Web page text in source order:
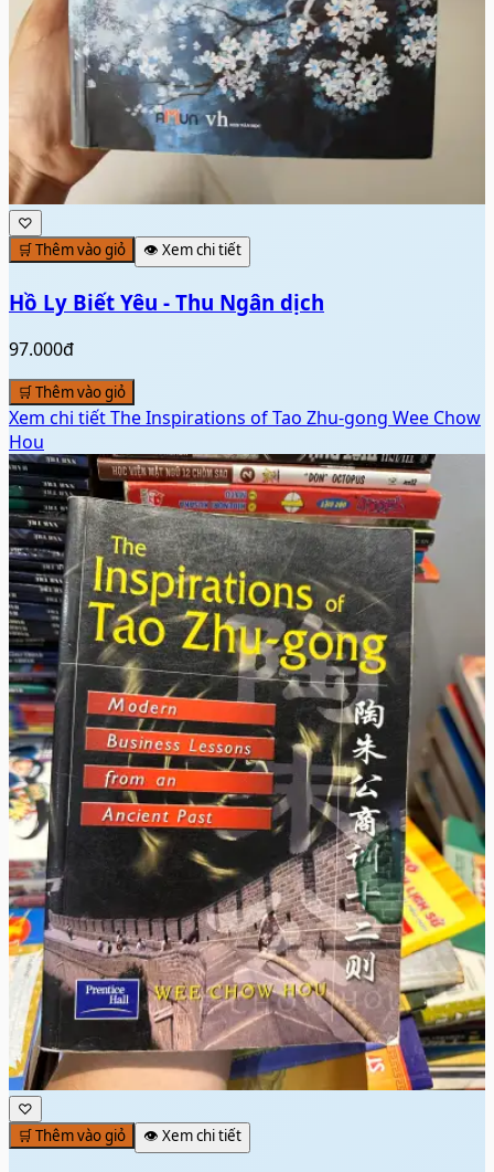
♡
🛒 Thêm vào giỏ
👁️ Xem chi tiết
Hồ Ly Biết Yêu - Thu Ngân dịch
97.000đ
🛒 Thêm vào giỏ
Xem chi tiếtThe Inspirations of Tao Zhu-gong Wee Chow
Hou
♡
🛒 Thêm vào giỏ
👁️ Xem chi tiết